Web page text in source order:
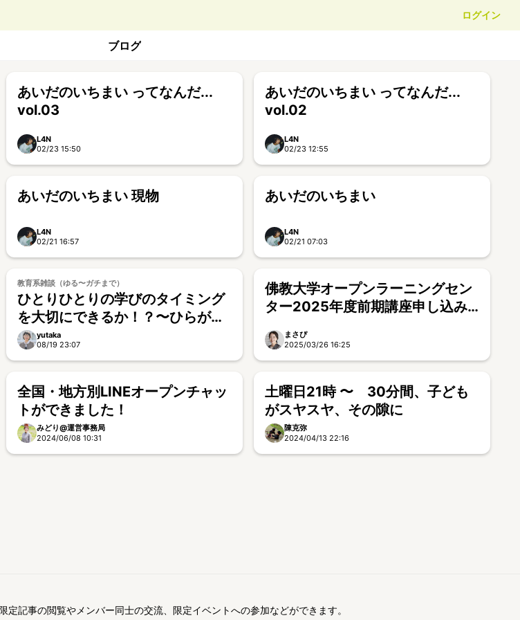
ログイン
ブログ
あいだのいちまい ってなんだ...
vol.03
L4N
02/23 15:50
あいだのいちまい ってなんだ...
vol.02
L4N
02/23 12:55
あいだのいちまい 現物
L4N
02/21 16:57
あいだのいちまい
L4N
02/21 07:03
教育系雑談（ゆる〜ガチまで）
ひとりひとりの学びのタイミング
を大切にできるか！？〜ひらがな
くぐり教材の小さな挑戦〜
yutaka
08/19 23:07
佛教大学オープンラーニングセン
ター2025年度前期講座申し込み
まさぴ
2025/03/26 16:25
全国・地方別LINEオープンチャッ
トができました！
みどり@運営事務局
2024/06/08 10:31
土曜日21時 〜 30分間、子ども
がスヤスヤ、その隙に
陳克弥
2024/04/13 22:16
定記事の閲覧やメンバー同士の交流、限定イベントへの参加などができます。